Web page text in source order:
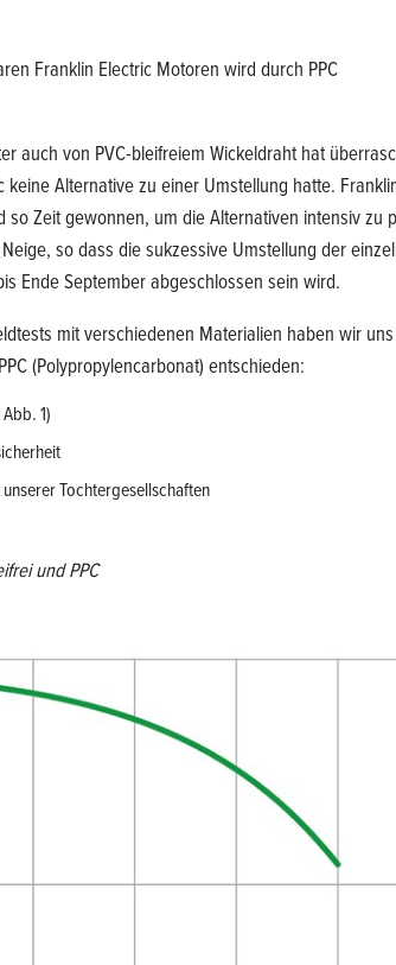
Franklin Electric Motoren wird durch PPC
auch von PVC-bleifreiem Wickeldraht hat
Alternative zu einer Umstellung hatte.
Zeit gewonnen, um die Alternativen intensiv zu
so dass die sukzessive Umstellung der
Ende September abgeschlossen sein wird.
mit verschiedenen Materialien haben wir
(Polypropylencarbonat) entschieden:
1)
Tochtergesellschaften
und PPC